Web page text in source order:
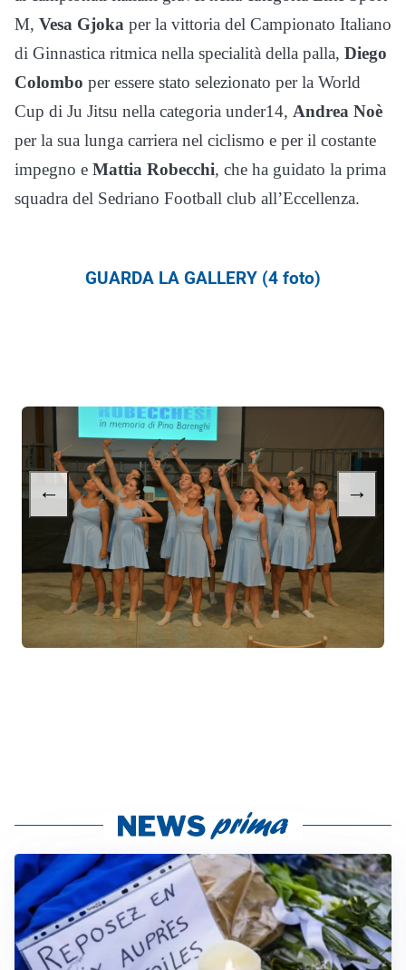
M, Vesa Gjoka per la vittoria del Campionato Italiano
di Ginnastica ritmica nella specialità della palla, Diego
Colombo per essere stato selezionato per la World
Cup di Ju Jitsu nella categoria under14, Andrea Noè
per la sua lunga carriera nel ciclismo e per il costante
impegno e Mattia Robecchi, che ha guidato la prima
squadra del Sedriano Football club all’Eccellenza.
GUARDA LA GALLERY (4 foto)
← →